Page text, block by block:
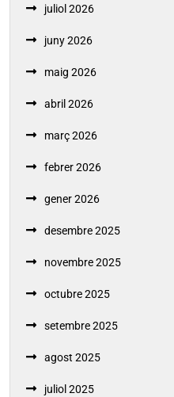
juliol 2026
juny 2026
maig 2026
abril 2026
març 2026
febrer 2026
gener 2026
desembre 2025
novembre 2025
octubre 2025
setembre 2025
agost 2025
juliol 2025